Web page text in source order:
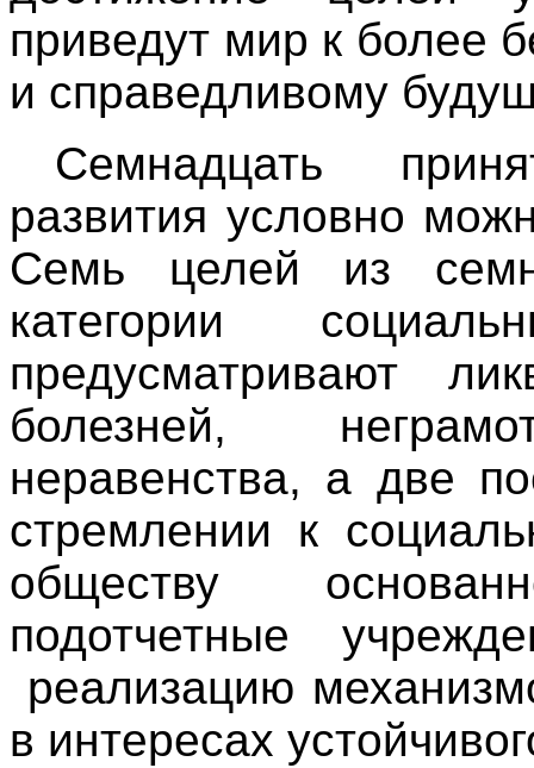
приведут мир к более
и справедливому
Семнадцать
развития условно
Семь целей из
категории
предусматривают
болезней,
неравенства, а две
стремлении к
обществу
подотчетные
реализацию
в интересах